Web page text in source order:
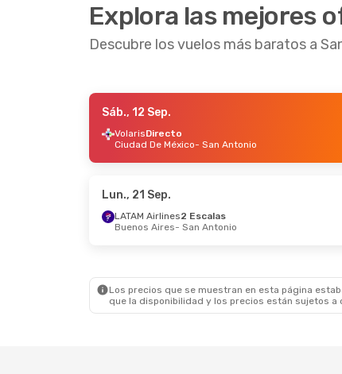
Explora las mejores
Descubre los vuelos más baratos a
- Lun., 31 Ago.
1 Escala
- San Antonio
- Lun., 2 Nov.
- Tampa
San
Sáb., 12 Sep.
VolarisDirecto
Ciudad De México- San Antonio
Lun., 21 Sep.
LATAM Airlines2 Escalas
Buenos Aires- San Antonio
Los precios que se muestran en esta página
que la disponibilidad y los precios están sujetos a